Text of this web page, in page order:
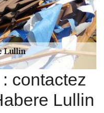
contactez
Lullin